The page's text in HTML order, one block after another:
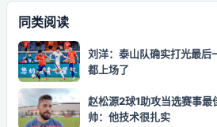
同类阅读
刘洋：泰山队确实打光最后
都上场了
赵松源2球1助攻当选赛事最
帅：他技术很扎实